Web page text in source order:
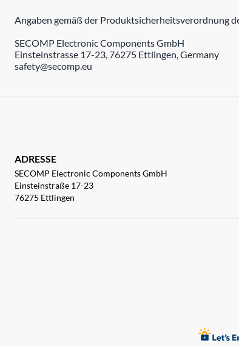
Angaben gemäß der Produktsicherheitsverordnung
SECOMP Electronic Components GmbH
Einsteinstrasse 17-23, 76275 Ettlingen, Germany
safety@secomp.eu
ADRESSE
SECOMP Electronic Components GmbH
Einsteinstraße 17-23
76275 Ettlingen